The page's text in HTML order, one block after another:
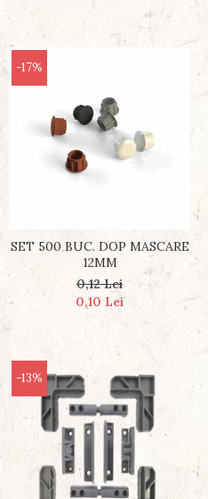
-17%
SET 500 BUC. DOP MASCARE
12MM
0,12 Lei
0,10 Lei
-13%